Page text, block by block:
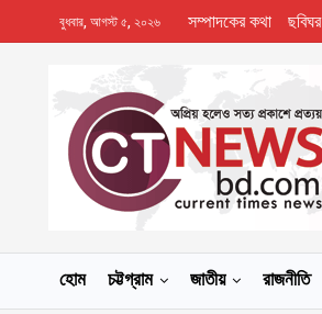
বুধবার, আগস্ট ৫, ২০২৬ সম্পাদকের কথা ছবিঘর
হোম চট্টগ্রাম জাতীয় রাজনীতি